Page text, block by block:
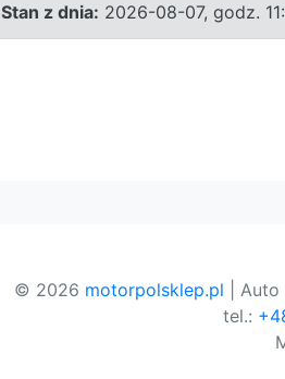
Stan z dnia: 2026-08-07, godz.
© 2026 motorpolsklep.pl |
tel.: